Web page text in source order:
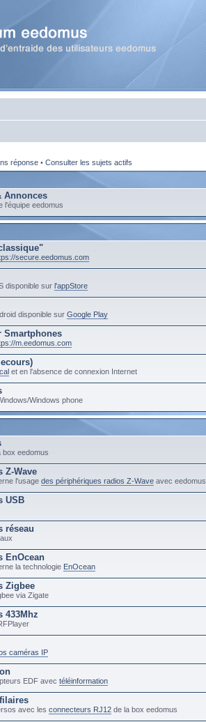
réponse • Consulter les sujets actifs
Annonces
l'équipe eedomus
secure.eedomus.com
disponible sur l'appStore
disponible sur Google Play
Smartphones
m.eedomus.com
et en l'absence de connexion Internet
Windows phone
box eedomus
Z-Wave
l'usage des périphériques radios Z-Wave avec eedomus
USB
réseau
EnOcean
la technologie EnOcean
Zigbee
via Zigate
433Mhz
caméras IP
EDF avec téléinformation
avec les connecteurs RJ12 de la box eedomus